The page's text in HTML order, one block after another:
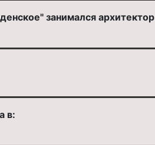
занимался архитектор
в: